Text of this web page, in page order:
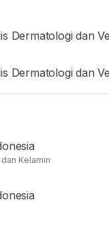
memberikan
juga terdaftar di
dan
Indonesia
Dermatologi dan
Dermatologi dan
Kelamin